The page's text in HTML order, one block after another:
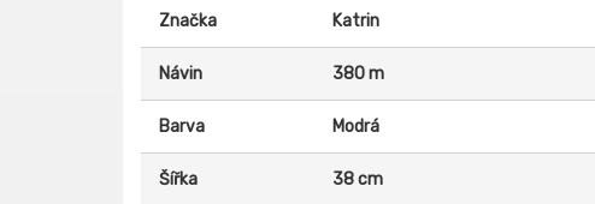
Značka Katrin
Návin 380 m
Barva Modrá
Šířka 38 cm